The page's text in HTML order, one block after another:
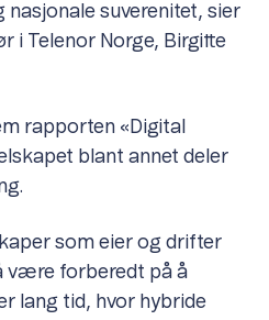
suverenitet, sier
i Telenor Norge, Birgitte
rapporten «Digital
blant annet deler
som eier og drifter
være forberedt på å
lang tid, hvor hybride